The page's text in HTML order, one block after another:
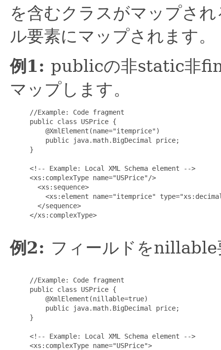
を含むクラスがマップさ
ル要素にマップされます。
例1: publicの非static非
マップします。
     //Example: Code fragment
     public class USPrice {
         @XmlElement(name="itemprice")
         public java.math.BigDecimal price;
     }
     <!-- Example: Local XML Schema element -->
     <xs:complexType name="USPrice"/>
       <xs:sequence>
<xs:element name="itemprice"
       </sequence>
     </xs:complexType>
例2: フィールドをnillable
     //Example: Code fragment
     public class USPrice {
         @XmlElement(nillable=true)
         public java.math.BigDecimal price;
     }
     <!-- Example: Local XML Schema element -->
     <xs:complexType name="USPrice">